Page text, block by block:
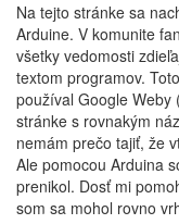
Na tejto stránke sa
Arduine. V komunite
všetky vedomosti
textom programov.
používal Google Weby
stránke s rovnakým
nemám prečo tajiť, že
Ale pomocou Arduina
prenikol. Dosť mi
som sa mohol rovno